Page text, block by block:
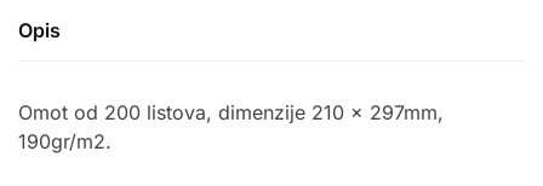
Opis
Omot od 200 listova, dimenzije 210 x 297mm,
190gr/m2.